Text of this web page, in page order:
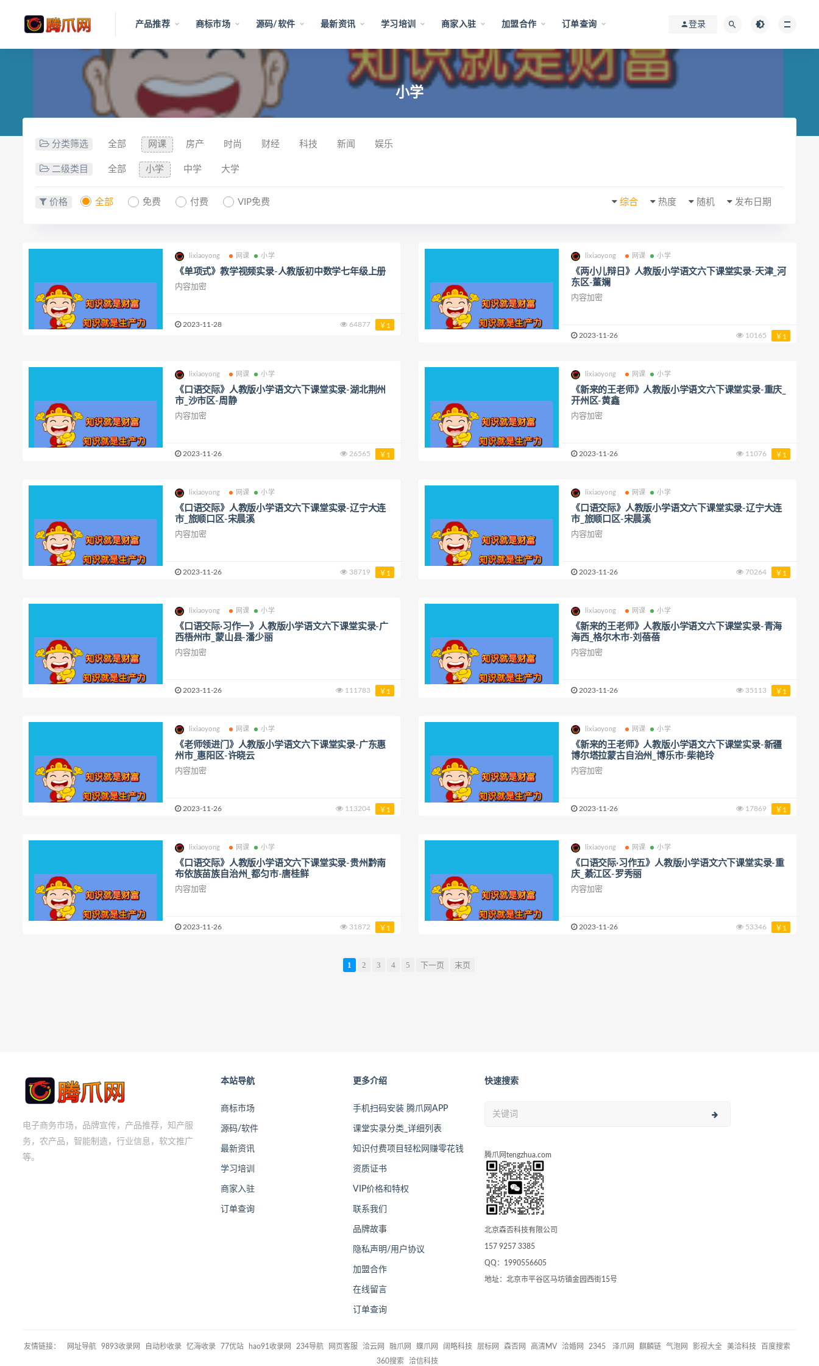
产品推荐 商标市场 源码/软件 最新资讯 学习培训 商家入驻 加盟合作 订单查询 登录
小学
分类筛选 全部 网课 房产 时尚 财经 科技 新闻 娱乐
二级类目 全部 小学 中学 大学
价格 全部 免费 付费 VIP免费 发布日期
随机
热度
综合
lixiaoyong 网课 小学
《单项式》教学视频实录-人教版初中数学七年级上册
内容加密
2023-11-28 64877 ￥1
lixiaoyong 网课 小学
《两小儿辩日》人教版小学语文六下课堂实录-天津_河
东区-董斓
内容加密
2023-11-26 10165 ￥1
lixiaoyong 网课 小学
《口语交际》人教版小学语文六下课堂实录-湖北荆州
市_沙市区-周静
内容加密
2023-11-26 26565 ￥1
lixiaoyong 网课 小学
《新来的王老师》人教版小学语文六下课堂实录-重庆_
开州区-黄鑫
内容加密
2023-11-26 11076 ￥1
lixiaoyong 网课 小学
《口语交际》人教版小学语文六下课堂实录-辽宁大连
市_旅顺口区-宋晨溪
内容加密
2023-11-26 38719 ￥1
lixiaoyong 网课 小学
《口语交际》人教版小学语文六下课堂实录-辽宁大连
市_旅顺口区-宋晨溪
内容加密
2023-11-26 70264 ￥1
lixiaoyong 网课 小学
《口语交际·习作一》人教版小学语文六下课堂实录-广
西梧州市_蒙山县-潘少丽
内容加密
2023-11-26 111783 ￥1
lixiaoyong 网课 小学
《新来的王老师》人教版小学语文六下课堂实录-青海
海西_格尔木市-刘蓓蓓
内容加密
2023-11-26 35113 ￥1
lixiaoyong 网课 小学
《老师领进门》人教版小学语文六下课堂实录-广东惠
州市_惠阳区-许晓云
内容加密
2023-11-26 113204 ￥1
lixiaoyong 网课 小学
《新来的王老师》人教版小学语文六下课堂实录-新疆
博尔塔拉蒙古自治州_博乐市-柴艳玲
内容加密
2023-11-26 17869 ￥1
lixiaoyong 网课 小学
《口语交际》人教版小学语文六下课堂实录-贵州黔南
布依族苗族自治州_都匀市-唐桂鲜
内容加密
2023-11-26 31872 ￥1
lixiaoyong 网课 小学
《口语交际·习作五》人教版小学语文六下课堂实录-重
庆_綦江区-罗秀丽
内容加密
2023-11-26 53346 ￥1
1 2 3 4 5 下一页 末页
电子商务市场，品牌宣传，产品推荐，知产服
务，农产品，智能制造，行业信息，软文推广
等。
本站导航
商标市场
源码/软件
最新资讯
学习培训
商家入驻
订单查询
更多介绍
手机扫码安装 腾爪网APP
课堂实录分类_详细列表
知识付费项目轻松网赚零花钱
资质证书
VIP价格和特权
联系我们
品牌故事
隐私声明/用户协议
加盟合作
在线留言
订单查询
快速搜索
腾爪网tengzhua.com
北京森否科技有限公司
157 9257 3385
QQ：1990556605
地址：北京市平谷区马坊镇金园西街15号
友情链接： 网址导航 9893收录网 自动秒收录 忆海收录 77优站 hao91收录网 234导航 网页客服 洽云网 融爪网 蝶爪网 阔略科技 层标网 森否网 高清MV 洽婚网 2345 泽爪网 麒麟链 气泡网 影视大全 美洽科技
百度搜索
360搜索
洽信科技